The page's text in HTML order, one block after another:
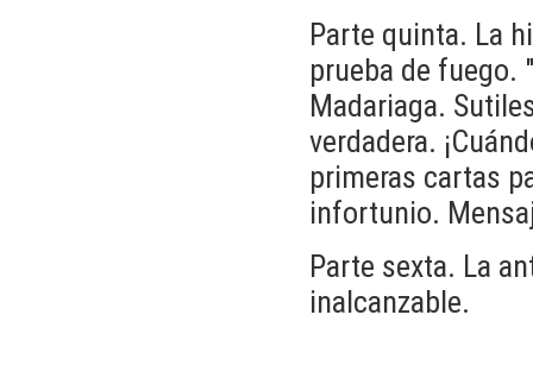
Parte quinta. La
prueba de fuego.
Madariaga.
verdadera.
primeras cartas
infortunio.
Parte sexta. La
inalcanzable.